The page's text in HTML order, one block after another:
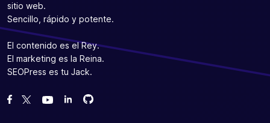
sitio web.
Sencillo, rápido y potente.
El contenido es el Rey.
El marketing es la Reina.
SEOPress es tu Jack.
Danos like en Facebook
Síguenos en Twitter
Míranos en YouTube
Bifurcanos en GitHub
Bifurcanos en GitHub